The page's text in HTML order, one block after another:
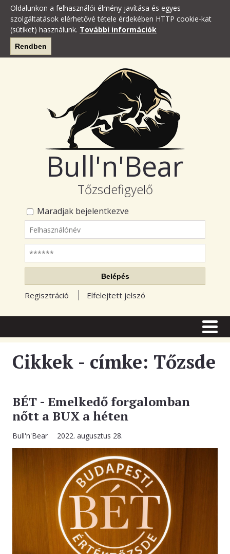
Oldalunkon a felhasználói élmény javítása és egyes
szolgáltatások elérhetővé tétele érdekében HTTP cookie-kat
(sütiket) használunk. További információk
Rendben
Bull'n'Bear
Tőzsdefigyelő
Maradjak bejelentkezve
Felhasználónév
Jelszó
Belépés
Regisztráció Elfelejtett jelszó
CIKKEK
TUDÁSTÁR
RSS OLVASÓ
BLOGOK
ELŐFIZETÉS
KAPCSOLAT
Cikkek - címke: Tőzsde
BÉT - Emelkedő forgalomban
nőtt a BUX a héten
Bull'n'Bear 2022. augusztus 28.